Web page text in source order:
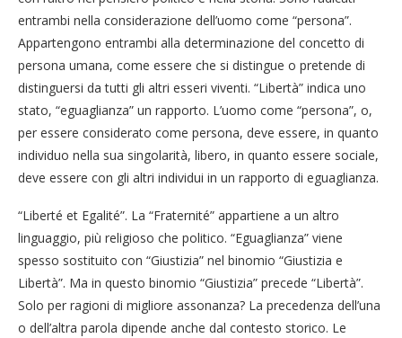
entrambi nella considerazione dell’uomo come “persona”.
Appartengono entrambi alla determinazione del concetto di
persona umana, come essere che si distingue o pretende di
distinguersi da tutti gli altri esseri viventi. “Libertà” indica uno
stato, “eguaglianza” un rapporto. L’uomo come “persona”, o,
per essere considerato come persona, deve essere, in quanto
individuo nella sua singolarità, libero, in quanto essere sociale,
deve essere con gli altri individui in un rapporto di eguaglianza.
“Liberté et Egalité”. La “Fraternité” appartiene a un altro
linguaggio, più religioso che politico. “Eguaglianza” viene
spesso sostituito con “Giustizia” nel binomio “Giustizia e
Libertà”. Ma in questo binomio “Giustizia” precede “Libertà”.
Solo per ragioni di migliore assonanza? La precedenza dell’una
o dell’altra parola dipende anche dal contesto storico. Le